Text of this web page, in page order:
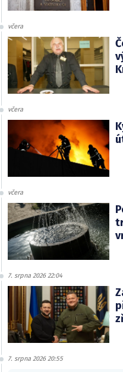
včera
včera
včera
7. srpna 2026 22:04
7. srpna 2026 20:55